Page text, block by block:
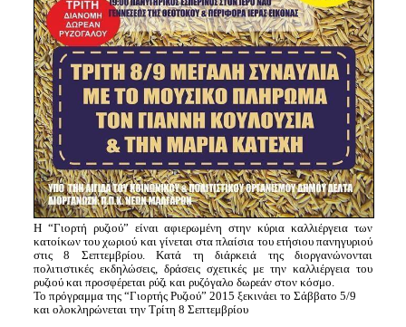
Η “Γιορτή ρυζιού” είναι αφιερωμένη στην κύρια καλλιέργεια των
κατοίκων του χωριού και γίνεται στα πλαίσια του ετήσιου πανηγυριού
στις 8 Σεπτεμβρίου. Κατά τη διάρκειά της διοργανώνονται
πολιτιστικές εκδηλώσεις, δράσεις σχετικές με την καλλιέργεια του
ρυζιού και προσφέρεται ρύζι και ρυζόγαλο δωρεάν στον κόσμο.
Το πρόγραμμα της “Γιορτής Ρυζιού” 2015 ξεκινάει το Σάββατο 5/9
και ολοκληρώνεται την Τρίτη 8 Σεπτεμβρίου